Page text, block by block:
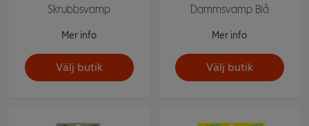
Skrubbsvamp
Mer info
Välj butik
Dammsvamp Blå
Mer info
Välj butik